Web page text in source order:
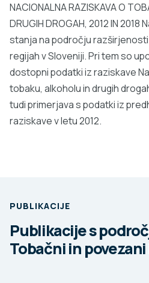
NACIONALNA RAZISKAVA O
DRUGIH DROGAH, 2012 IN
stanja na področju
regijah v Sloveniji. Pri tem so
dostopni podatki iz raziskave
tobaku, alkoholu in drugih
tudi primerjava s podatki iz
raziskave v letu 2012.
PUBLIKACIJE
Publikacije s
Tobačni in